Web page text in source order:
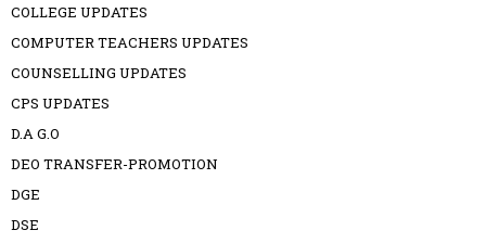
COLLEGE UPDATES
COMPUTER TEACHERS UPDATES
COUNSELLING UPDATES
CPS UPDATES
D.A G.O
DEO TRANSFER-PROMOTION
DGE
DSE